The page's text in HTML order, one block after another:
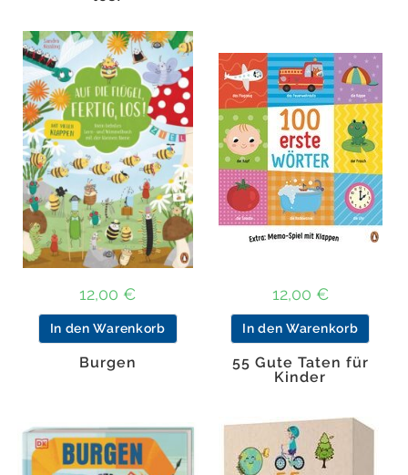
12,00 €
In den Warenkorb
12,00 €
In den Warenkorb
Burgen
55 Gute Taten für
Kinder